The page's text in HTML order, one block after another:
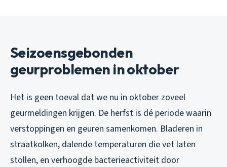
Seizoensgebonden
geurproblemen in oktober
Het is geen toeval dat we nu in oktober zoveel
geurmeldingen krijgen. De herfst is dé periode waarin
verstoppingen en geuren samenkomen. Bladeren in
straatkolken, dalende temperaturen die vet laten
stollen, en verhoogde bacterieactiviteit door